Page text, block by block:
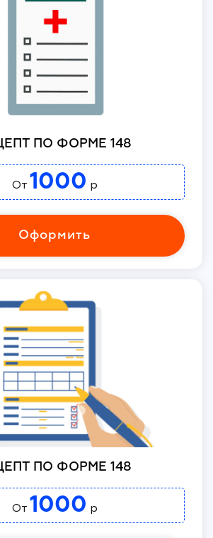
ПО ФОРМЕ 148
От 1000 р
Оформить
ПО ФОРМЕ 148
От 1000 р